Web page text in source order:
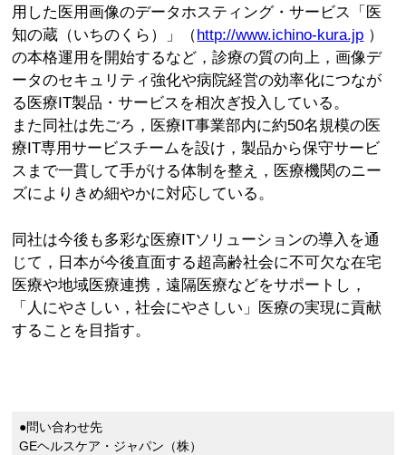
用した医用画像のデータホスティング・サービス「医
知の蔵（いちのくら）」（http://www.ichino-kura.jp ）
の本格運用を開始するなど，診療の質の向上，画像デ
ータのセキュリティ強化や病院経営の効率化につなが
る医療IT製品・サービスを相次ぎ投入している。
また同社は先ごろ，医療IT事業部内に約50名規模の医
療IT専用サービスチームを設け，製品から保守サービ
スまで一貫して手がける体制を整え，医療機関のニー
ズによりきめ細やかに対応している。
同社は今後も多彩な医療ITソリューションの導入を通
じて，日本が今後直面する超高齢社会に不可欠な在宅
医療や地域医療連携，遠隔医療などをサポートし，
「人にやさしい，社会にやさしい」医療の実現に貢献
することを目指す。
●問い合わせ先
GEヘルスケア・ジャパン（株）